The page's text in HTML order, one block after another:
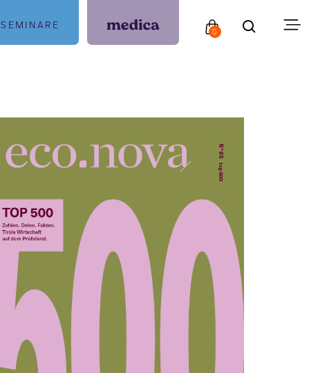
SEMINARE
0